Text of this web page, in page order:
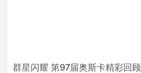
群星闪耀 第97届奥斯卡精彩回顾